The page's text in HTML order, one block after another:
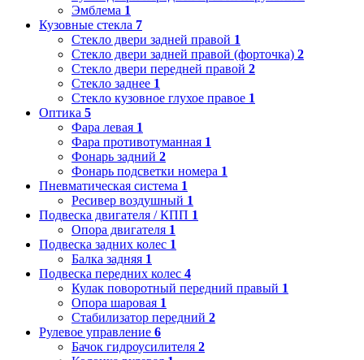
Эмблема 1
Кузовные стекла 7
Стекло двери задней правой 1
Стекло двери задней правой (форточка) 2
Стекло двери передней правой 2
Стекло заднее 1
Стекло кузовное глухое правое 1
Оптика 5
Фара левая 1
Фара противотуманная 1
Фонарь задний 2
Фонарь подсветки номера 1
Пневматическая система 1
Ресивер воздушный 1
Подвеска двигателя / КПП 1
Опора двигателя 1
Подвеска задних колес 1
Балка задняя 1
Подвеска передних колес 4
Кулак поворотный передний правый 1
Опора шаровая 1
Стабилизатор передний 2
Рулевое управление 6
Бачок гидроусилителя 2